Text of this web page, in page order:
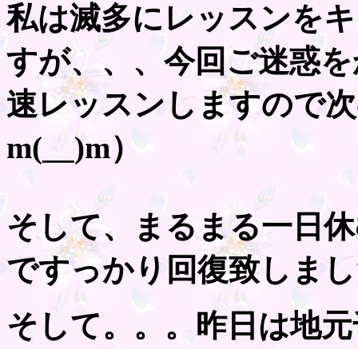
私は滅多にレッスンを
すが、、、今回ご迷惑
速レッスンしますので
m(__)m）
そして、まるまる一日
ですっかり回復致しま
そして。。。昨日は地